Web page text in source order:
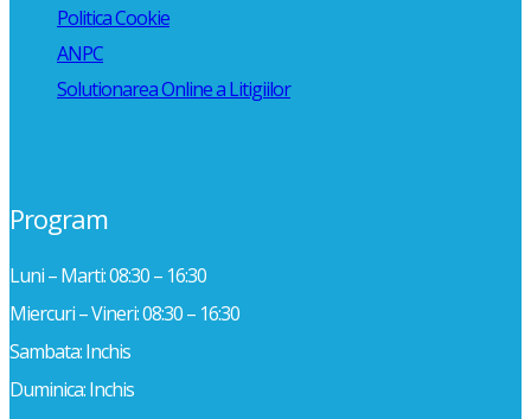
Politica Cookie
ANPC
Solutionarea Online a Litigiilor
Program
Luni – Marti: 08:30 – 16:30
Miercuri – Vineri: 08:30 – 16:30
Sambata: Inchis
Duminica: Inchis